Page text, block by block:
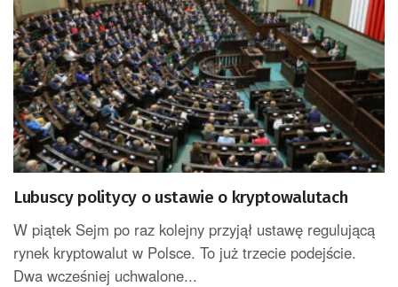
Lubuscy politycy o ustawie o kryptowalutach
W piątek Sejm po raz kolejny przyjął ustawę regulującą
rynek kryptowalut w Polsce. To już trzecie podejście.
Dwa wcześniej uchwalone...